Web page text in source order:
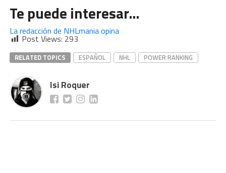
Te puede interesar…
La redacción de NHLmania opina
Post Views: 293
RELATED TOPICS ESPAÑOL NHL POWER RANKING
Isi Roquer